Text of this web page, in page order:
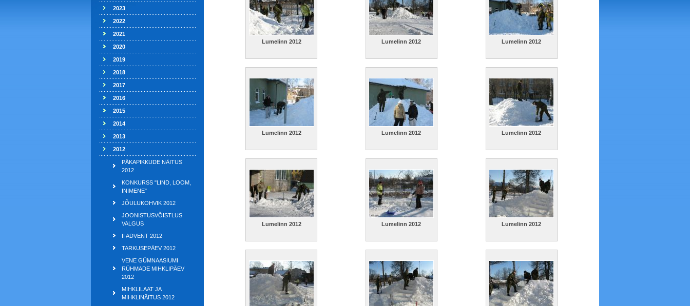
2023
2022
2021
2020
2019
2018
2017
2016
2015
2014
2013
2012
PÄKAPIKKUDE NÄITUS
2012
KONKURSS "LIND, LOOM,
INIMENE"
JÕULUKOHVIK 2012
JOONISTUSVÕISTLUS
VALGUS
II ADVENT 2012
TARKUSEPÄEV 2012
VENE GÜMNAASIUMI
RÜHMADE MIHKLIPÄEV
2012
MIHKLILAAT JA
MIHKLINÄITUS 2012
Lumelinn 2012 Lumelinn 2012 Lumelinn 2012
Lumelinn 2012 Lumelinn 2012 Lumelinn 2012
Lumelinn 2012 Lumelinn 2012 Lumelinn 2012